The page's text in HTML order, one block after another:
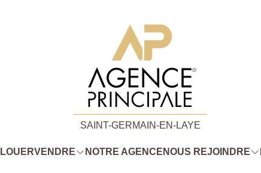
SAINT-GERMAIN-EN-LAYE
LOUERVENDRE NOTRE AGENCE NOUS REJOINDRE